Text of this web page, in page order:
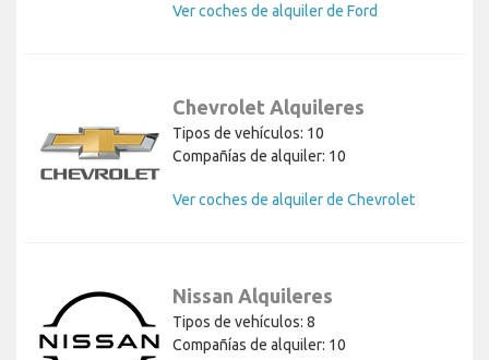
Ver coches de alquiler de Ford
Chevrolet Alquileres
Tipos de vehículos: 10
Compañías de alquiler: 10
Ver coches de alquiler de Chevrolet
Nissan Alquileres
Tipos de vehículos: 8
Compañías de alquiler: 10